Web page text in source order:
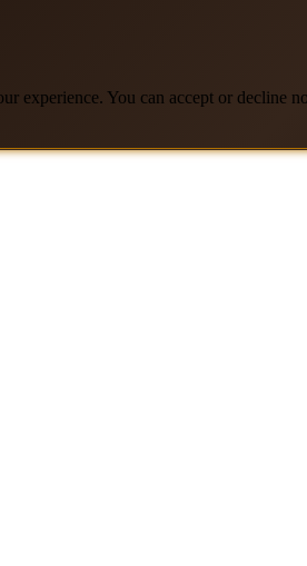
experience. You can accept or decline